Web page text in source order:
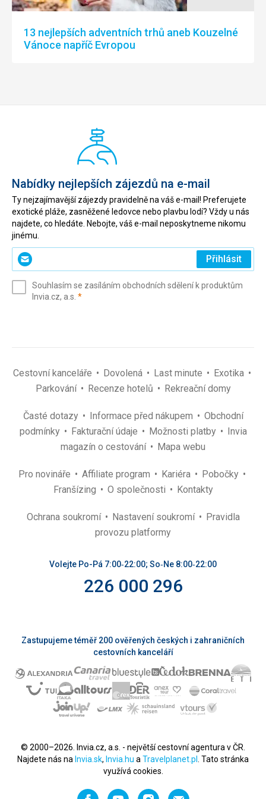
13 nejlepších adventních trhů aneb Kouzelné
Vánoce napříč Evropou
Nabídky nejlepších zájezdů na e-mail
Ty nejzajímavější zájezdy pravidelně na váš e-mail! Preferujete
exotické pláže, zasněžené ledovce nebo plavbu lodí? Vždy u nás
najdete, co hledáte. Nebojte, váš e-mail neposkytneme nikomu
jinému.
Zadejte
svůj
(povinné)
Přihlásit
Souhlasím se zasíláním obchodních sdělení k produktům
Invia.cz, a.s. *(povinné)
Cestovní kanceláře Dovolená Last minute
Exotika
Parkování
Recenze hotelů Rekreační domy
Časté dotazy Informace před nákupem
Obchodní
podmínky
Fakturační údaje Možnosti platby
Invia
magazín o cestování
Mapa webu
Pro novináře Affiliate program Kariéra
Pobočky
Franšízing
O společnosti Kontakty
Ochrana soukromí Nastavení soukromí
Pravidla
provozu platformy
Volejte Po-Pá 7:00‑22:00; So‑Ne 8:00‑22:00
226 000 296
Zastupujeme téměř 200 ověřených českých i zahraničních
cestovních kanceláří
© 2000–2026. Invia.cz, a.s. - největší cestovní agentura v ČR.
Najdete nás na Invia.sk, Invia.hu a Travelplanet.pl
. Tato stránka
využívá cookies.